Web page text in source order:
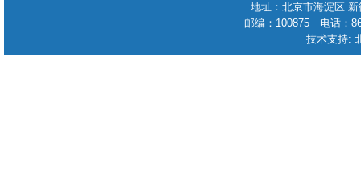
地址：北京市海淀区
邮编：100875 电话：
技术支持: